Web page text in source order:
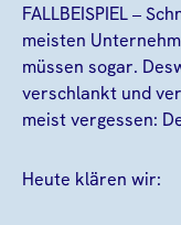
FALLBEISPIEL –
meisten
müssen sogar.
verschlankt und
meist vergessen:
Heute klären wir: